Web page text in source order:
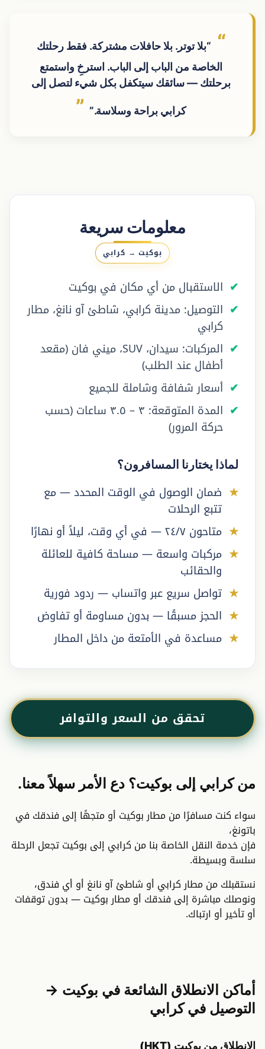
“بلا توتر. بلا حافلات مشتركة. فقط رحلتك
الخاصة من الباب إلى الباب. استرخِ واستمتع
برحلتك — سائقك سيتكفل بكل شيء لتصل إلى
كرابي براحة وسلاسة.”
معلومات سريعة
بوكيت → كرابي
الاستقبال من أي مكان في بوكيت
التوصيل: مدينة كرابي، شاطئ آو نانغ، مطار
كرابي
المركبات: سيدان، SUV، ميني فان (مقعد
أطفال عند الطلب)
أسعار شفافة وشاملة للجميع
المدة المتوقعة: ٣ – ٣.٥ ساعات (حسب
حركة المرور)
لماذا يختارنا المسافرون؟
ضمان الوصول في الوقت المحدد — مع
تتبع الرحلات
متاحون ٢٤/٧ — في أي وقت، ليلاً أو نهارًا
مركبات واسعة — مساحة كافية للعائلة
والحقائب
تواصل سريع عبر واتساب — ردود فورية
الحجز مسبقًا — بدون مساومة أو تفاوض
مساعدة في الأمتعة من داخل المطار
تحقق من السعر والتوافر
من كرابي إلى بوكيت؟ دع الأمر سهلاً معنا.
سواء كنت مسافرًا من مطار بوكيت أو متجهًا إلى فندقك في
باتونغ،
فإن خدمة النقل الخاصة بنا من كرابي إلى بوكيت تجعل الرحلة
سلسة وبسيطة.
نستقبلك من مطار كرابي أو شاطئ آو نانغ أو أي فندق،
ونوصلك مباشرة إلى فندقك أو مطار بوكيت — بدون توقفات
أو تأخير أو ارتباك.
أماكن الانطلاق الشائعة في بوكيت →
التوصيل في كرابي
الانطلاق من بوكيت (HKT)